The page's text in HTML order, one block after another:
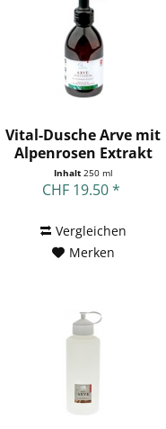
Vital-Dusche Arve mit
Alpenrosen Extrakt
250ml...
Inhalt 250 ml
CHF 19.50 *
Vergleichen
Merken